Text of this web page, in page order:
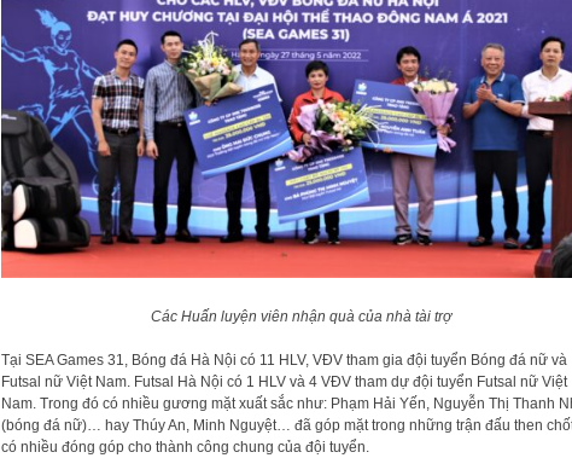
Các Huấn luyện viên nhận quà của nhà tài trợ
Tại SEA Games 31, Bóng đá Hà Nội có 11 HLV, VĐV tham gia đội tuyển Bóng đá nữ và
Futsal nữ Việt Nam. Futsal Hà Nội có 1 HLV và 4 VĐV tham dự đội tuyển Futsal nữ Việt
Nam. Trong đó có nhiều gương mặt xuất sắc như: Phạm Hải Yến, Nguyễn Thị Thanh
(bóng đá nữ)… hay Thúy An, Minh Nguyệt… đã góp mặt trong những trận đấu then
có nhiều đóng góp cho thành công chung của đội tuyển.